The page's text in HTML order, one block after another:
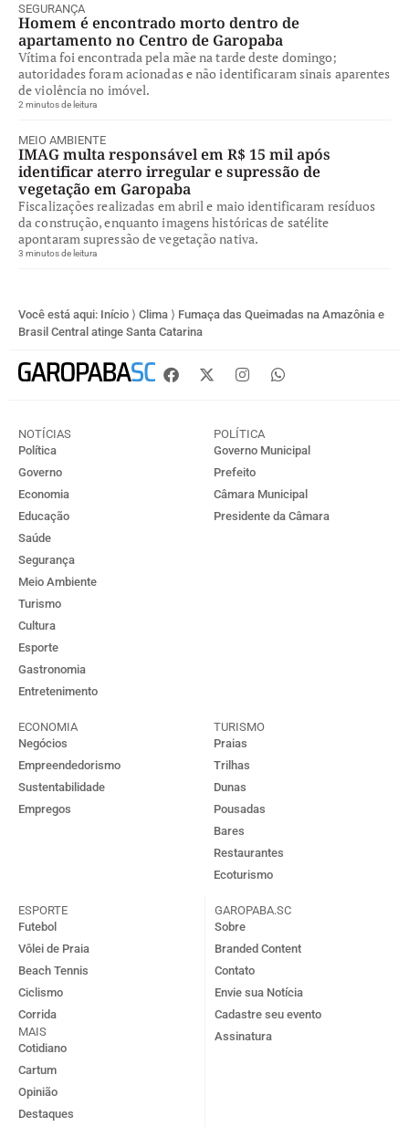
SEGURANÇA
Homem é encontrado morto dentro de
apartamento no Centro de Garopaba
Vítima foi encontrada pela mãe na tarde deste domingo;
autoridades foram acionadas e não identificaram sinais aparentes
de violência no imóvel.
2 minutos de leitura
MEIO AMBIENTE
IMAG multa responsável em R$ 15 mil após
identificar aterro irregular e supressão de
vegetação em Garopaba
Fiscalizações realizadas em abril e maio identificaram resíduos
da construção, enquanto imagens históricas de satélite
apontaram supressão de vegetação nativa.
3 minutos de leitura
Você está aqui: Início ⟩ Clima ⟩ Fumaça das Queimadas na Amazônia e
Brasil Central atinge Santa Catarina
NOTÍCIAS
Política
Governo
Economia
Educação
Saúde
Segurança
Meio Ambiente
Turismo
Cultura
Esporte
Gastronomia
Entretenimento
POLÍTICA
Governo Municipal
Prefeito
Câmara Municipal
Presidente da Câmara
ECONOMIA
Negócios
Empreendedorismo
Sustentabilidade
Empregos
TURISMO
Praias
Trilhas
Dunas
Pousadas
Bares
Restaurantes
Ecoturismo
ESPORTE
Futebol
Vôlei de Praia
Beach Tennis
Ciclismo
Corrida
MAIS
Cotidiano
Cartum
Opinião
Destaques
GAROPABA.SC
Sobre
Branded Content
Contato
Envie sua Notícia
Cadastre seu evento
Assinatura